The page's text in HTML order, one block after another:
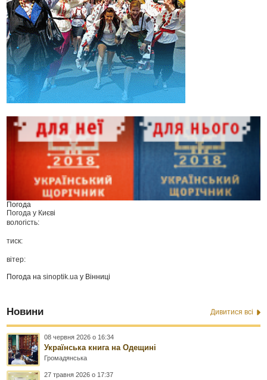
Погода
Погода у Києві
вологість:
тиск:
вітер:
Погода наsinoptik.ua у Вінниці
Новини Дивитися всі
08 червня 2026 о 16:34
Українська книга на Одещині
Громадянська
27 травня 2026 о 17:37